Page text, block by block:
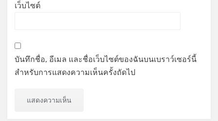
เว็บไซต์
บันทึกชื่อ, อีเมล และชื่อเว็บไซต์ของฉันบนเบราว์เซอร์นี้
สำหรับการแสดงความเห็นครั้งถัดไป